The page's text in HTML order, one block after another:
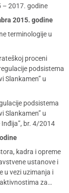
– 2017. godine
2015. godine
terminologije u
proceni
podsistema
Slankamen” u
podsistema
Slankamen” u
br. 4/2014
kadra i opreme
ustanove i
u vezi uzimanja i
za…